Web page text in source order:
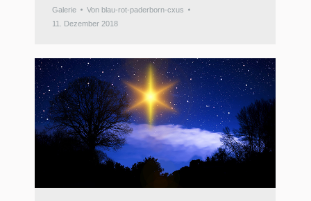
Galerie Von blau-rot-paderborn-cxus
11. Dezember 2018